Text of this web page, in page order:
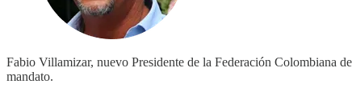
Fabio Villamizar, nuevo Presidente de la Federación Colombiana
mandato.